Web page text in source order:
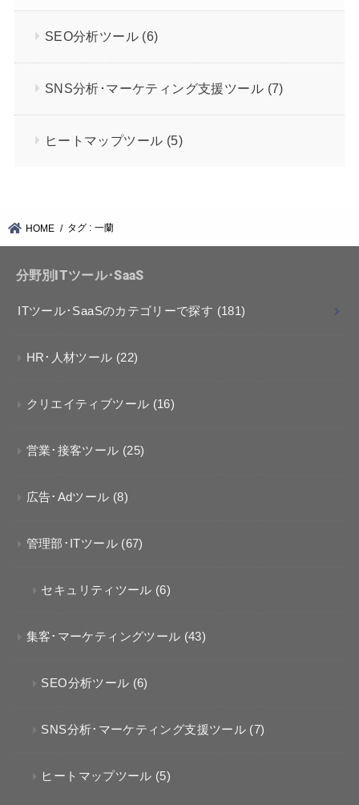
SEO分析ツール (6)
SNS分析･マーケティング支援ツール (7)
ヒートマップツール (5)
HOME タグ : 一蘭
分野別ITツール･SaaS
ITツール･SaaSのカテゴリーで探す (181)
HR･人材ツール (22)
クリエイティブツール (16)
営業･接客ツール (25)
広告･Adツール (8)
管理部･ITツール (67)
セキュリティツール (6)
集客･マーケティングツール (43)
SEO分析ツール (6)
SNS分析･マーケティング支援ツール (7)
ヒートマップツール (5)